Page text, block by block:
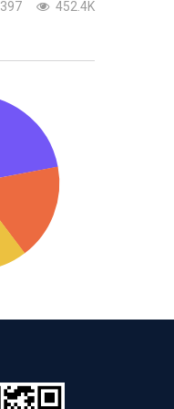
397 452.4K